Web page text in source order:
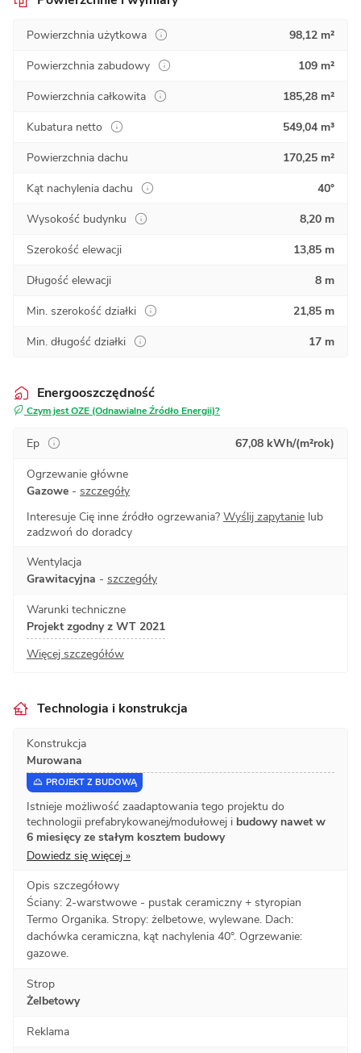
Powierzchnia użytkowa
98,12 m²
Powierzchnia zabudowy
109 m²
Powierzchnia całkowita
185,28 m²
Kubatura netto
549,04 m³
Powierzchnia dachu
170,25 m²
Kąt nachylenia dachu
40°
Wysokość budynku
8,20 m
Szerokość elewacji
13,85 m
Długość elewacji
8 m
Min. szerokość działki
21,85 m
Min. długość działki
17 m
Energooszczędność
Czym jest OZE (Odnawialne Źródło Energii)?
Ep
67,08 kWh/(m²rok)
Ogrzewanie główne
Gazowe - szczegóły
Interesuje Cię inne źródło ogrzewania? Wyślij zapytanie lub
zadzwoń do doradcy
Wentylacja
Grawitacyjna - szczegóły
Warunki techniczne
Projekt zgodny z WT 2021
Więcej szczegółów
Technologia i konstrukcja
Konstrukcja
Murowana
PROJEKT Z BUDOWĄ
Istnieje możliwość zaadaptowania tego projektu do
technologii prefabrykowanej/modułowej i budowy nawet w
6 miesięcy ze stałym kosztem budowy
Dowiedz się więcej »
Opis szczegółowy
Ściany: 2-warstwowe - pustak ceramiczny + styropian
Termo Organika. Stropy: żelbetowe, wylewane. Dach:
dachówka ceramiczna, kąt nachylenia 40°. Ogrzewanie:
gazowe.
Strop
Żelbetowy
Reklama